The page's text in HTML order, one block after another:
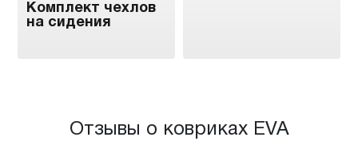
Комплект чехлов
на сидения
Отзывы о ковриках EVA